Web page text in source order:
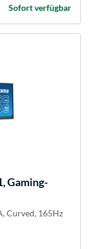
Sofort verfügbar
Gaming-
Curved, 165Hz